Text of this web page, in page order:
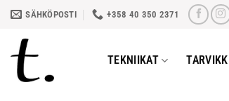
Skip
content
SÄHKÖPOSTI +358 40 350 2371
TEKNIIKAT